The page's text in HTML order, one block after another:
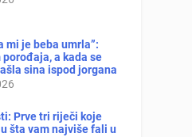
mi je beba umrla”:
a kada se
sina ispod jorgana
Prve tri riječi koje
šta vam najviše fali u